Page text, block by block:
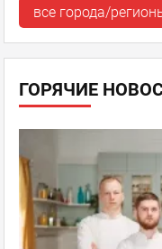
все города/
ГОРЯЧИЕ